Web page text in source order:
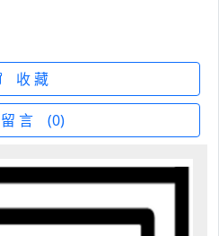
收 藏
言 (0)